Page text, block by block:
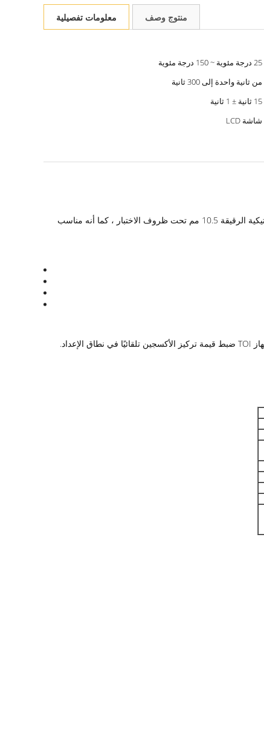
معلومات تفصيلية منتوج وصف
25 درجة مئوية ~ 150 درجة مئوية
من ثانية واحدة إلى 300 ثانية
15 ثانية ± 1 ثانية
شاشة LCD
جهاز اختبار مؤشر الأوكسجين ذو درجة الحرارة العالية ينتمي إلى معدات اختبار مقاومة اللهب لقياس أداء الاحتراق للقضبان العمودية أو المواد البلاستيكية الرقيقة 10.5 مم تحت ظروف الاختبار ، كما أنه مناسب